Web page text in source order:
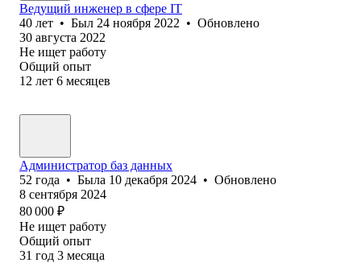
Ведущий инженер в сфере IT
40 лет • Был 24 ноября 2022 • Обновлено
30 августа 2022
Не ищет работу
Общий опыт
12 лет 6 месяцев
Администратор баз данных
52 года • Была 10 декабря 2024 • Обновлено
8 сентября 2024
80 000 ₽
Не ищет работу
Общий опыт
31 год 3 месяца